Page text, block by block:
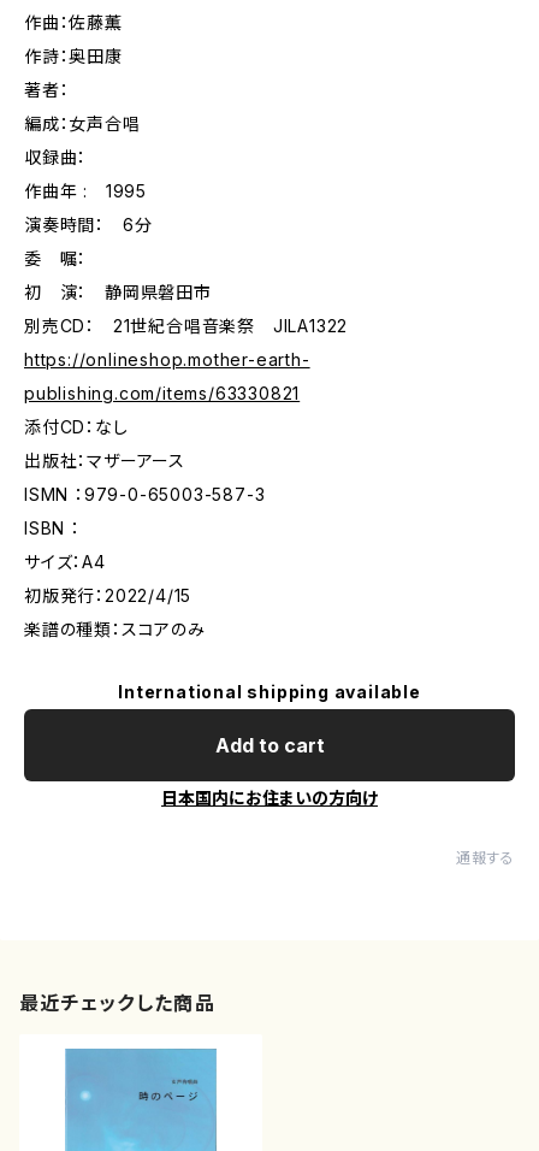
作曲：佐藤薫
作詩：奥田康
著者：
編成：女声合唱
収録曲：
作曲年 : 1995
演奏時間： 6分
委 嘱：
初 演： 静岡県磐田市
別売CD： 21世紀合唱音楽祭 JILA1322
https://onlineshop.mother-earth-
publishing.com/items/63330821
添付CD：なし
出版社：マザーアース
ISMN ：979-0-65003-587-3
ISBN ：
サイズ：A4
初版発行：2022/4/15
楽譜の種類：スコアのみ
International shipping available
Add to cart
日本国内にお住まいの方向け
通報する
最近チェックした商品